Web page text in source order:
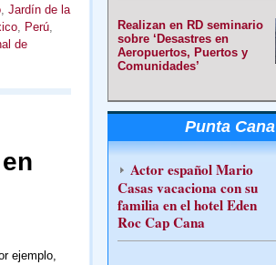
, Jardín de la
, Perú,
de
ejemplo,
Realizan en RD seminario
sobre ‘Desastres en
Aeropuertos, Puertos y
Comunidades’
Punta Cana
Actor español Mario
Casas vacaciona con su
familia en el hotel Eden
Roc Cap Cana